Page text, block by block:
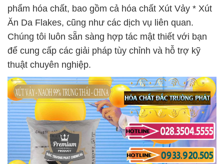
phẩm hóa chất, bao gồm cả hóa chất Xút Vảy * Xút
Ăn Da Flakes, cũng như các dịch vụ liên quan.
Chúng tôi luôn sẵn sàng hợp tác mật thiết với bạn
để cung cấp các giải pháp tùy chỉnh và hỗ trợ kỹ
thuật chuyên nghiệp.